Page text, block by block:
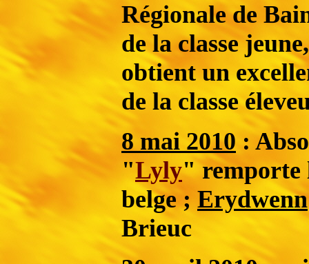
Régionale de
de la classe
obtient un
de la classe
8 mai 2010 :
"Lyly" remporte
belge ;Erydwenn
Brieuc